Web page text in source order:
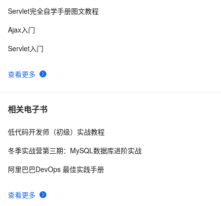
图片显示不来，但是极速模式可以显示？
10从零开发一款轻量级滑动验证码插件
查看更多
Servlet完全自学手册图文教程
Ajax入门
Servlet入门
相关电子书
查看更多
低代码开发师（初级）实战教程
冬季实战营第三期：MySQL数据库进阶实战
阿里巴巴DevOps 最佳实践手册